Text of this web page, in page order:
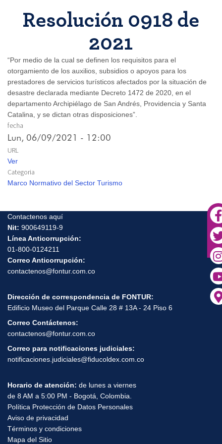
Resolución 0918 de
2021
“Por medio de la cual se definen los requisitos para el
otorgamiento de los auxilios, subsidios o apoyos para los
prestadores de servicios turísticos afectados por la situación de
desastre declarada mediante Decreto 1472 de 2020, en el
departamento Archipiélago de San Andrés, Providencia y Santa
Catalina, y se dictan otras disposiciones”.
fecha
Lun, 06/09/2021 - 12:00
URL
Ver
Categoria
Marco Normativo del Sector Turismo
Contactenos aquí
Nit: 900649119-9
Línea Anticorrupción:
01-800-0124211
Correo Anticorrupción:
contactenos@fontur.com.co
Dirección de correspondencia de FONTUR:
Edificio Museo del Parque Calle 28 # 13A - 24 Piso 6
Correo Contáctenos:
contactenos@fontur.com.co
Correo para notificaciones judiciales:
notificaciones.judiciales@fiducoldex.com.co
Horario de atención: de lunes a viernes
de 8 AM a 5:00 PM - Bogotá, Colombia.
Política Protección de Datos Personales
Aviso de privacidad
Términos y condiciones
Mapa del Sitio